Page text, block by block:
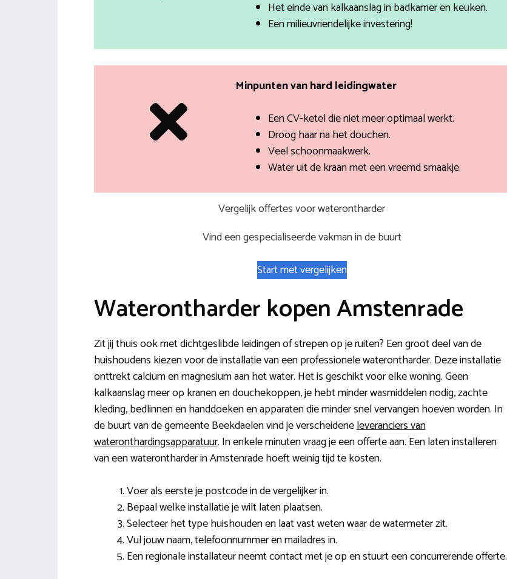
Het einde van kalkaanslag in badkamer en keuken.
Een milieuvriendelijke investering!
Minpunten van hard leidingwater
Een CV-ketel die niet meer optimaal werkt.
Droog haar na het douchen.
Veel schoonmaakwerk.
Water uit de kraan met een vreemd smaakje.
Vergelijk offertes voor waterontharder
Vind een gespecialiseerde vakman in de buurt
Start met vergelijken
Waterontharder kopen Amstenrade
Zit jij thuis ook met dichtgeslibde leidingen of strepen op je ruiten? Een groot deel van de
huishoudens kiezen voor de installatie van een professionele waterontharder. Deze installatie
onttrekt calcium en magnesium aan het water. Het is geschikt voor elke woning. Geen
kalkaanslag meer op kranen en douchekoppen, je hebt minder wasmiddelen nodig, zachte
kleding, bedlinnen en handdoeken en apparaten die minder snel vervangen hoeven worden. In
de buurt van de gemeente Beekdaelen vind je verscheideneleveranciers van
wateronthardingsapparatuur. In enkele minuten vraag je een offerte aan. Een laten installeren
van een waterontharder in Amstenrade hoeft weinig tijd te kosten.
Voer als eerste je postcode in de vergelijker in.
Bepaal welke installatie je wilt laten plaatsen.
Selecteer het type huishouden en laat vast weten waar de watermeter zit.
Vul jouw naam, telefoonnummer en mailadres in.
Een regionale installateur neemt contact met je op en stuurt een concurrerende offerte.